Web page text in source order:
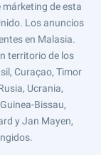
márketing de esta
Los anuncios
en Malasia.
territorio de los
Curaçao, Timor
Ucrania,
Bissau,
y Jan Mayen,